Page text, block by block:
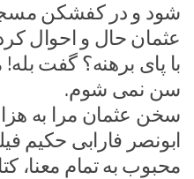
شود و در کفشکن
عثمان حال و احوال
با پای برهنه؟ گفت
سن نمی شوم.
سخن عثمان مرا به
ابونصر فارابی حکیم
محبوب به تمام معنا،